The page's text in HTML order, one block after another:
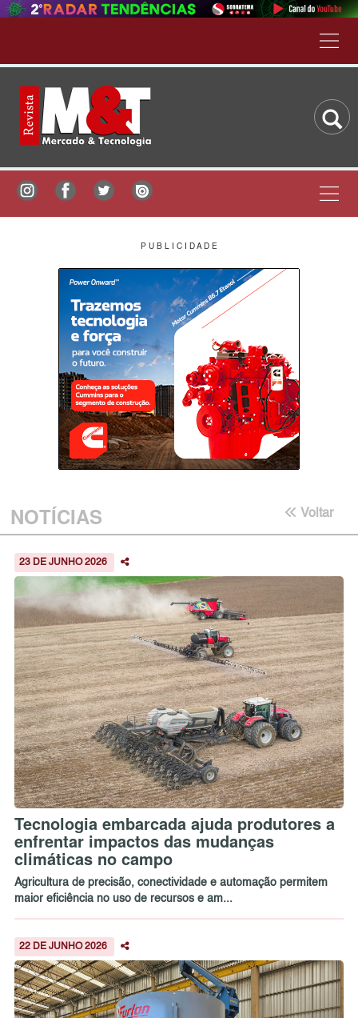
P U B L I C I D A D E
NOTÍCIAS Voltar
23 DE JUNHO 2026
Tecnologia embarcada ajuda produtores a
enfrentar impactos das mudanças
climáticas no campo
Agricultura de precisão, conectividade e automação permitem
maior eficiência no uso de recursos e am...
22 DE JUNHO 2026